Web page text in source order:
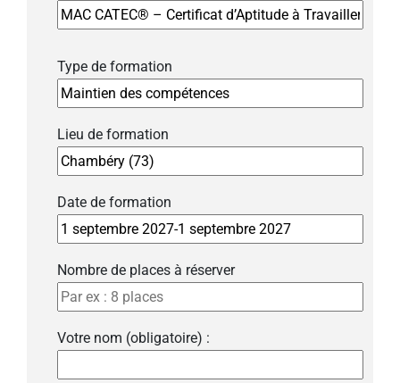
Type de formation
Lieu de formation
Date de formation
Nombre de places à réserver
Votre nom (obligatoire) :